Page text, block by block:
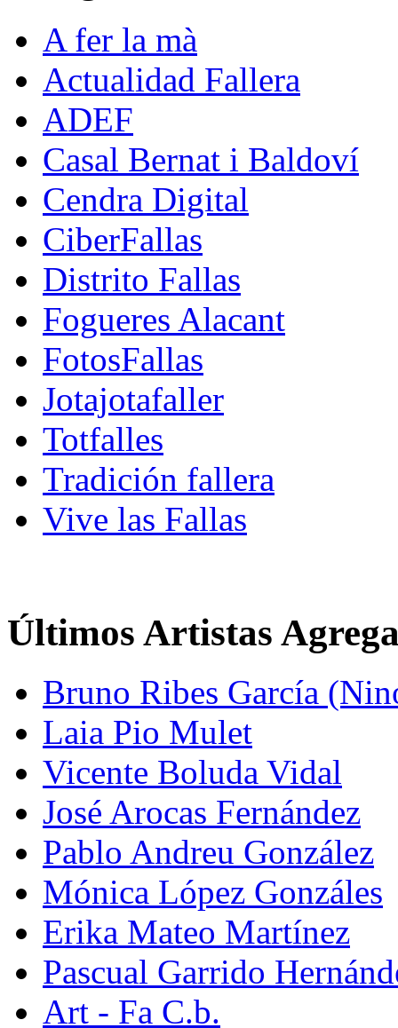
A fer la mà
Actualidad Fallera
ADEF
Casal Bernat i Baldoví
Cendra Digital
CiberFallas
Distrito Fallas
Fogueres Alacant
FotosFallas
Jotajotafaller
Totfalles
Tradición fallera
Vive las Fallas
Últimos Artistas
Bruno Ribes García
Laia Pio Mulet
Vicente Boluda Vidal
José Arocas Fernández
Pablo Andreu González
Mónica López Gonzáles
Erika Mateo Martínez
Pascual Garrido
Art - Fa C.b.